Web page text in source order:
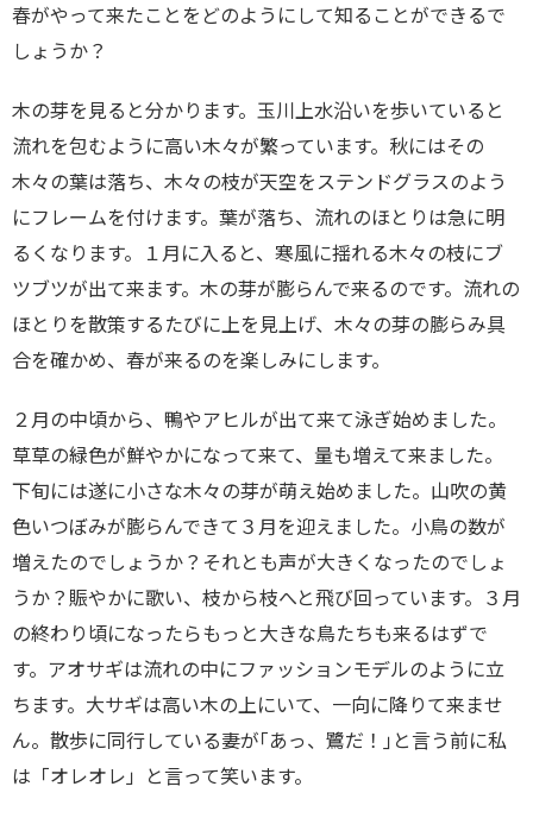
春がやって来たことをどのようにして知ることができるで
しょうか？
木の芽を見ると分かります。玉川上水沿いを歩いていると
流れを包むように高い木々が繁っています。秋にはその
木々の葉は落ち、木々の枝が天空をステンドグラスのよう
にフレームを付けます。葉が落ち、流れのほとりは急に明
るくなります。１月に入ると、寒風に揺れる木々の枝にブ
ツブツが出て来ます。木の芽が膨らんで来るのです。流れの
ほとりを散策するたびに上を見上げ、木々の芽の膨らみ具
合を確かめ、春が来るのを楽しみにします。
２月の中頃から、鴨やアヒルが出て来て泳ぎ始めました。
草草の緑色が鮮やかになって来て、量も増えて来ました。
下旬には遂に小さな木々の芽が萌え始めました。山吹の黄
色いつぼみが膨らんできて３月を迎えました。小鳥の数が
増えたのでしょうか？それとも声が大きくなったのでしょ
うか？賑やかに歌い、枝から枝へと飛び回っています。３月
の終わり頃になったらもっと大きな鳥たちも来るはずで
す。アオサギは流れの中にファッションモデルのように立
ちます。大サギは高い木の上にいて、一向に降りて来ませ
ん。散歩に同行している妻が｢あっ、鷺だ！｣と言う前に私
は「オレオレ」と言って笑います。